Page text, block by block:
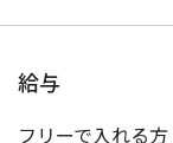
給与
フリーで入れる